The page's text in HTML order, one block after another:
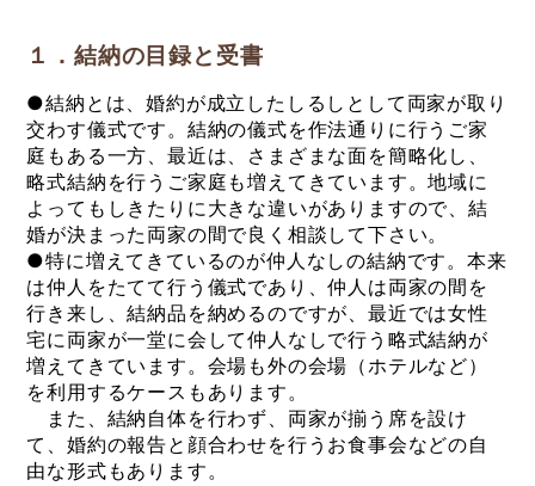
１．結納の目録と受書
●結納とは、婚約が成立したしるしとして両家が取り
交わす儀式です。結納の儀式を作法通りに行うご家
庭もある一方、最近は、さまざまな面を簡略化し、
略式結納を行うご家庭も増えてきています。地域に
よってもしきたりに大きな違いがありますので、結
婚が決まった両家の間で良く相談して下さい。
●特に増えてきているのが仲人なしの結納です。本来
は仲人をたてて行う儀式であり、仲人は両家の間を
行き来し、結納品を納めるのですが、最近では女性
宅に両家が一堂に会して仲人なしで行う略式結納が
増えてきています。会場も外の会場（ホテルなど）
を利用するケースもあります。
また、結納自体を行わず、両家が揃う席を設け
て、婚約の報告と顔合わせを行うお食事会などの自
由な形式もあります。